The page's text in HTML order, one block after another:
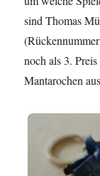
sind Thomas
noch als 3.
Mantarochen